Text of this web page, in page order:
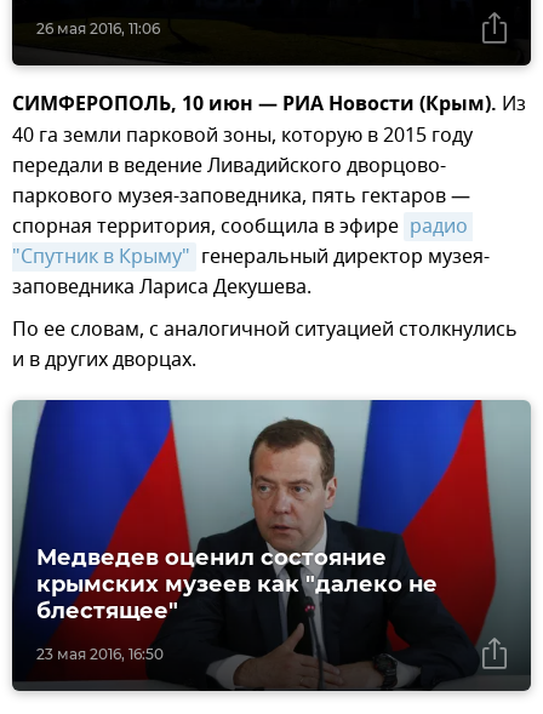
26 мая 2016, 11:06
СИМФЕРОПОЛЬ, 10 июн — РИА Новости (Крым). Из
40 га земли парковой зоны, которую в 2015 году
передали в ведение Ливадийского дворцово-
паркового музея-заповедника, пять гектаров —
спорная территория, сообщила в эфире радио
"Спутник в Крыму" генеральный директор музея-
заповедника Лариса Декушева.
По ее словам, с аналогичной ситуацией столкнулись
и в других дворцах.
23 мая 2016, 16:50
Медведев оценил состояние
крымских музеев как "далеко не
блестящее"